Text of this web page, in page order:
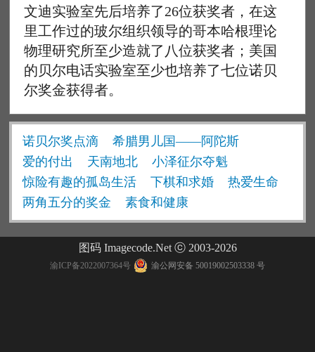
文迪实验室先后培养了26位获奖者，在这
里工作过的玻尔组织领导的哥本哈根理论
物理研究所至少造就了八位获奖者；美国
的贝尔电话实验室至少也培养了七位诺贝
尔奖金获得者。
诺贝尔奖点滴
希腊男儿国——阿陀斯
爱的付出
天南地北
小泽征尔夺魁
惊险有趣的孤岛生活
下棋和求婚
热爱生命
两角五分的奖金
素食和健康
图码 Imagecode.Net ⓒ 2003-2026
渝ICP备2022007364号 渝公网安备 50019002503338 号